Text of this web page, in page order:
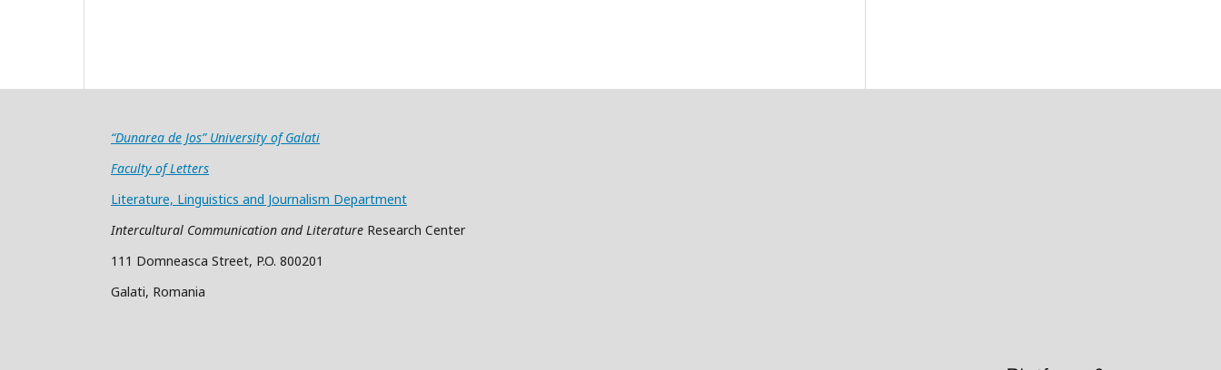
“Dunarea de Jos” University of Galati
Faculty of Letters
Literature, Linguistics and Journalism Department
Intercultural Communication and Literature Research Center
111 Domneasca Street, P.O. 800201
Galati, Romania